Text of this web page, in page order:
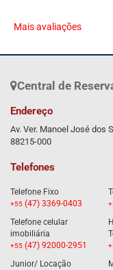
Mais avaliações
Central de
Endereço
Av. Ver. Manoel José dos
88215-000
Telefones
Telefone Fixo
+55 (47) 3369-0403
Telefone celular
imobiliária
+55 (47) 92000-2951
Junior/ Locação